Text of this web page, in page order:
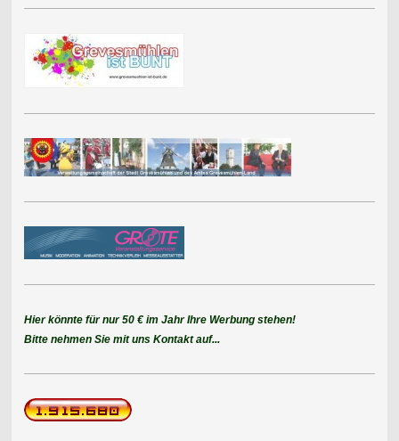
Hier könnte für nur 50 € im Jahr Ihre Werbung stehen!
Bitte nehmen Sie mit uns Kontakt auf...